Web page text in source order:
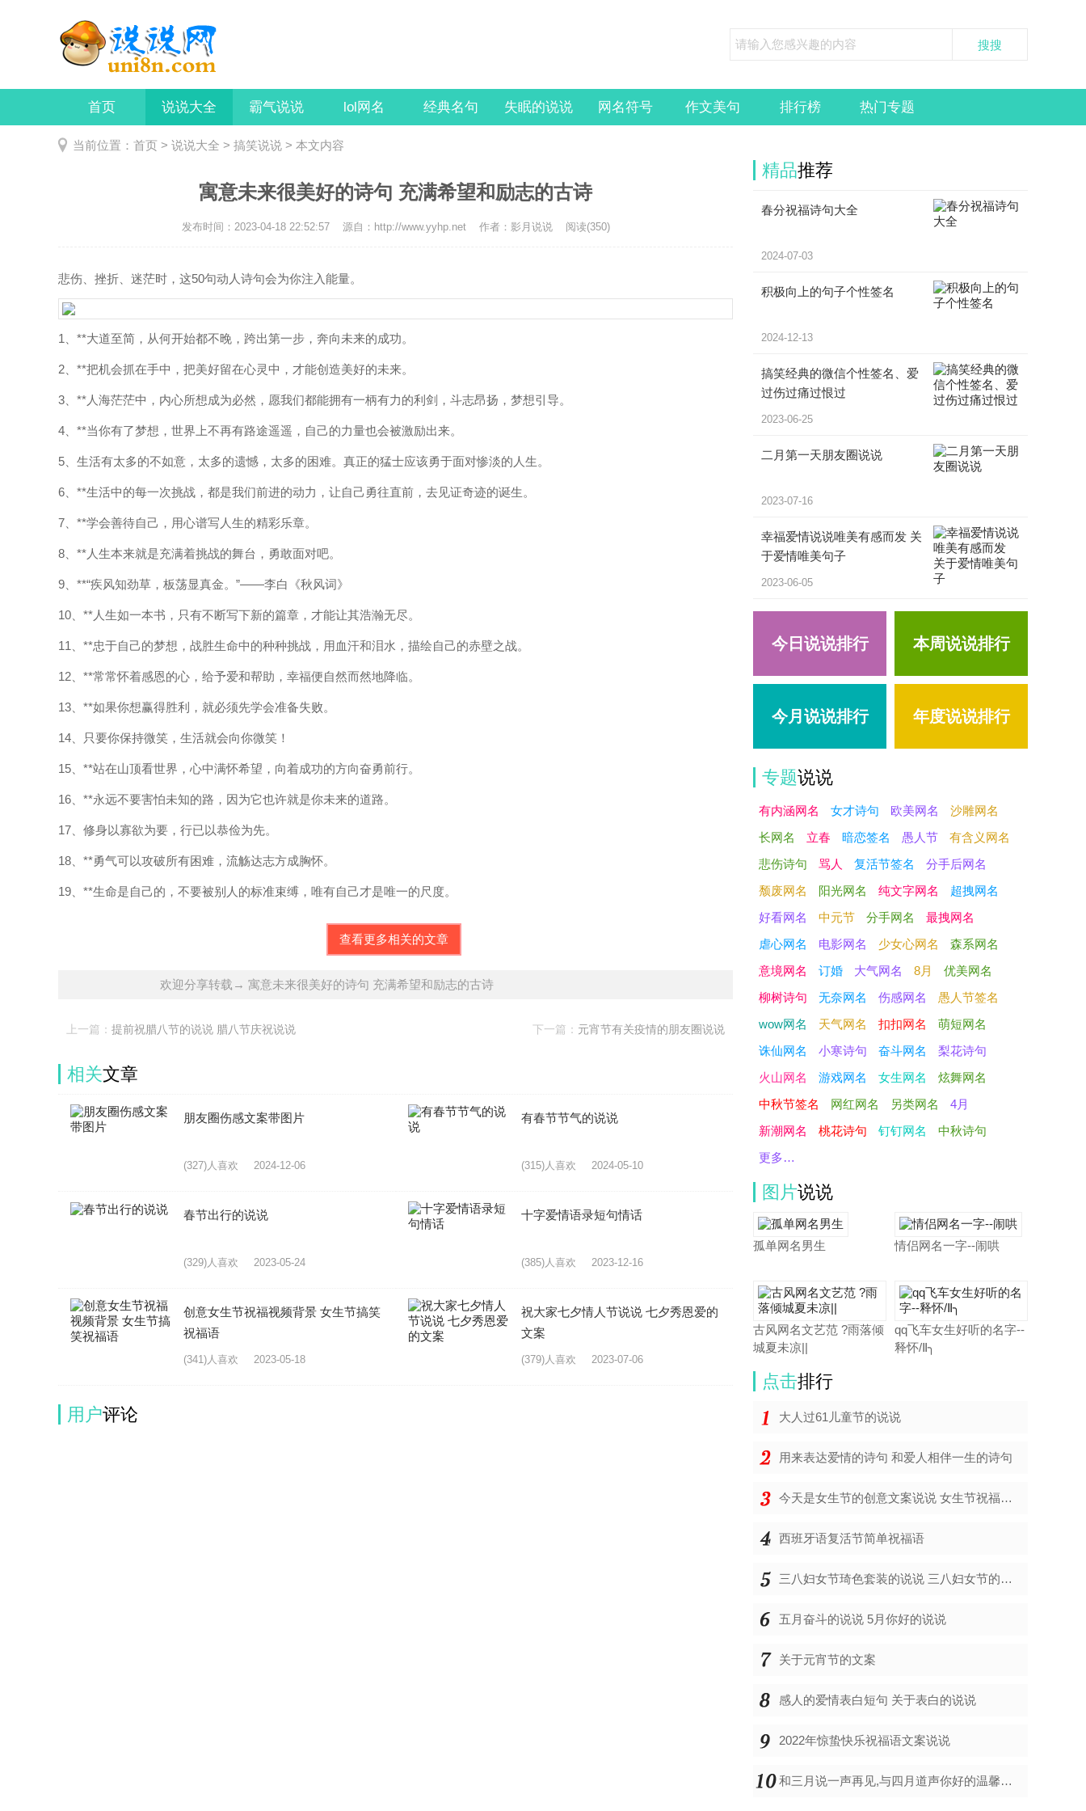
首页 说说大全 霸气说说 lol网名 经典名句 失眠的说说 网名符号 作文美句 排行榜 热门专题
当前位置： 首页 > 说说大全 > 搞笑说说 > 本文内容
寓意未来很美好的诗句 充满希望和励志的古诗
发布时间：2023-04-18 22:52:57 源自：http://www.yyhp.net 作者：影月说说 阅读(350)
悲伤、挫折、迷茫时，这50句动人诗句会为你注入能量。
1、**大道至简，从何开始都不晚，跨出第一步，奔向未来的成功。
2、**把机会抓在手中，把美好留在心灵中，才能创造美好的未来。
3、**人海茫茫中，内心所想成为必然，愿我们都能拥有一柄有力的利剑，斗志昂扬，梦想引导。
4、**当你有了梦想，世界上不再有路途遥遥，自己的力量也会被激励出来。
5、生活有太多的不如意，太多的遗憾，太多的困难。真正的猛士应该勇于面对惨淡的人生。
6、**生活中的每一次挑战，都是我们前进的动力，让自己勇往直前，去见证奇迹的诞生。
7、**学会善待自己，用心谱写人生的精彩乐章。
8、**人生本来就是充满着挑战的舞台，勇敢面对吧。
9、**“疾风知劲草，板荡显真金。”——李白《秋风词》
10、**人生如一本书，只有不断写下新的篇章，才能让其浩瀚无尽。
11、**忠于自己的梦想，战胜生命中的种种挑战，用血汗和泪水，描绘自己的赤壁之战。
12、**常常怀着感恩的心，给予爱和帮助，幸福便自然而然地降临。
13、**如果你想赢得胜利，就必须先学会准备失败。
14、只要你保持微笑，生活就会向你微笑！
15、**站在山顶看世界，心中满怀希望，向着成功的方向奋勇前行。
16、**永远不要害怕未知的路，因为它也许就是你未来的道路。
17、修身以寡欲为要，行已以恭俭为先。
18、**勇气可以攻破所有困难，流觞达志方成胸怀。
19、**生命是自己的，不要被别人的标准束缚，唯有自己才是唯一的尺度。
查看更多相关的文章
欢迎分享转载→ 寓意未来很美好的诗句 充满希望和励志的古诗
上一篇： 提前祝腊八节的说说 腊八节庆祝说说 下一篇： 元宵节有关疫情的朋友圈说说
相关文章
朋友圈伤感文案带图片
(327)人喜欢 2024-12-06
有春节节气的说说
(315)人喜欢 2024-05-10
春节出行的说说
(329)人喜欢 2023-05-24
十字爱情语录短句情话
(385)人喜欢 2023-12-16
创意女生节祝福视频背景 女生节搞笑
祝福语
(341)人喜欢 2023-05-18
祝大家七夕情人节说说 七夕秀恩爱的
文案
(379)人喜欢 2023-07-06
用户评论
精品推荐
春分祝福诗句大全
2024-07-03
积极向上的句子个性签名
2024-12-13
搞笑经典的微信个性签名、爱
过伤过痛过恨过
2023-06-25
二月第一天朋友圈说说
2023-07-16
幸福爱情说说唯美有感而发 关
于爱情唯美句子
2023-06-05
今日说说排行 本周说说排行
今月说说排行 年度说说排行
专题说说
有内涵网名 女才诗句 欧美网名
沙雕网名
长网名
立春 暗恋签名 愚人节
有含义网名
悲伤诗句
骂人 复活节签名
分手后网名
颓废网名
阳光网名 纯文字网名
超拽网名
好看网名
中元节 分手网名
最拽网名
虐心网名
电影网名 少女心网名
森系网名
意境网名
订婚 大气网名 8月
优美网名
柳树诗句
无奈网名 伤感网名
愚人节签名
wow网名
天气网名 扣扣网名
萌短网名
诛仙网名
小寒诗句 奋斗网名
梨花诗句
火山网名
游戏网名 女生网名
炫舞网名
中秋节签名
网红网名 另类网名
4月
新潮网名
桃花诗句 钉钉网名
中秋诗句
更多…
图片说说
孤单网名男生 情侣网名一字--闹哄
古风网名文艺范 ?雨落倾
城夏未凉||
qq飞车女生好听的名字--
释怀/Ⅱ╮
点击排行
大人过61儿童节的说说
用来表达爱情的诗句 和爱人相伴一生的诗句
今天是女生节的创意文案说说 女生节祝福全班女生的话
西班牙语复活节简单祝福语
三八妇女节琦色套装的说说 三八妇女节的祝福哥
五月奋斗的说说 5月你好的说说
关于元宵节的文案
感人的爱情表白短句 关于表白的说说
2022年惊蛰快乐祝福语文案说说
和三月说一声再见,与四月道声你好的温馨治愈句子